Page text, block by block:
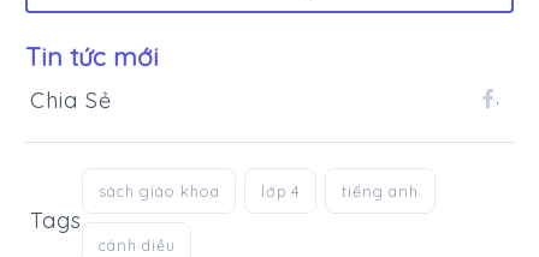
Tin tức mới
Chia Sẻ .
Tags
sách giáo khoa lớp 4 tiếng anh
cánh diều